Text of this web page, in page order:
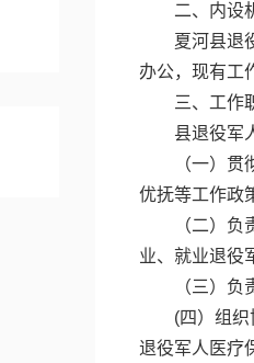
二、内设
夏河县退
办公，现有工
三、工作
县退役军
（一）
优抚等工作政
（二）
业、就业退役
（三）
(四）组
退役军人医疗